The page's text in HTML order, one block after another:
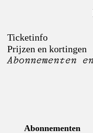
Ticketinfo
Prijzen en kortingen
Abonnementen
Abonnementen